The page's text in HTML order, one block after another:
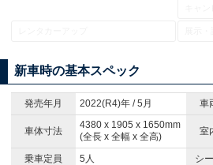
新車時の基本スペック
発売年月 2022(R4)年 / 5月 車
車体寸法
4380 x 1905 x 1650mm
(全長 x 全幅 x 全高)
室
乗車定員
5人 シ